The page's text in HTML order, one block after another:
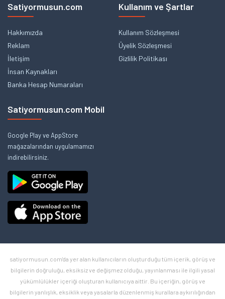
Satiyormusun.com
Hakkımızda
Reklam
İletişim
İnsan Kaynakları
Banka Hesap Numaraları
Kullanım ve Şartlar
Kullanım Sözleşmesi
Üyelik Sözleşmesi
Gizlilik Politikası
Satiyormusun.com Mobil
Google Play ve AppStore
mağazalarından uygulamamızı
indirebilirsiniz.
satiyormusun.com'da yer alan kullanıcıların oluşturduğu tüm içerik, görüş ve
bilgilerin doğruluğu, eksiksiz ve değişmez olduğu, yayınlanması ile ilgili yasal
yükümlülükler içeriği oluşturan kullanıcıya aittir. Bu içeriğin, görüş ve
bilgilerin yanlışlık, eksiklik veya yasalarla düzenlenmiş kurallara aykırılığından